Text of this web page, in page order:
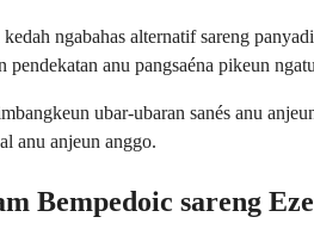
ngabahas alternatif sareng
pendekatan anu pangsaéna pikeun
ubar-ubaran sanés anu
anu anjeun anggo.
Bempedoic sareng